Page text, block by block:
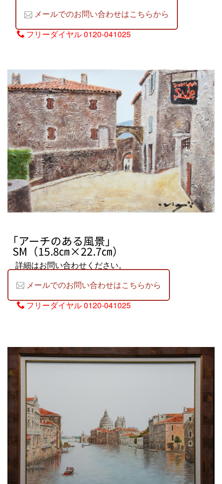
メールでのお問い合わせはこちらから
フリーダイヤル0120-041025
「アーチのある風景」
SM（15.8㎝×22.7㎝）
詳細はお問い合わせください。
メールでのお問い合わせはこちらから
フリーダイヤル0120-041025